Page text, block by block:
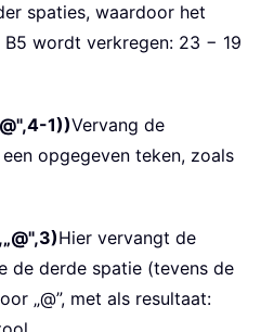
spaties, waardoor het
wordt verkregen: 23 − 19
1))Vervang de
opgegeven teken, zoals
Hier vervangt de
de derde spatie (tevens de
„@”, met als resultaat: